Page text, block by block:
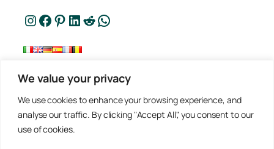
We value your privacy
We use cookies to enhance your browsing experience, and
analyse our traffic. By clicking "Accept All", you consent to our
use of cookies.
Instagram Facebook Pinterest LinkedIn Reddit WhatsApp
Travaux
Contact
Politique de Confidentialité